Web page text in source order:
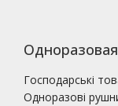
Господарські
Одноразові